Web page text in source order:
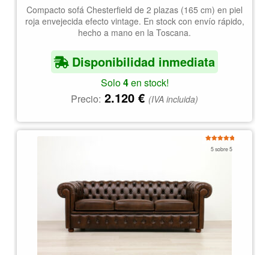
Compacto sofá Chesterfield de 2 plazas (165 cm) en piel
roja envejecida efecto vintage. En stock con envío rápido,
hecho a mano en la Toscana.
Disponibilidad inmediata
Solo4en stock!
Precio: 2.120 € (IVA incluida)
5 sobre 5